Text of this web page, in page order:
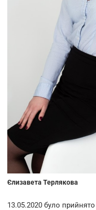
Єлизавета Терлякова
13.05.2020 було прийнято